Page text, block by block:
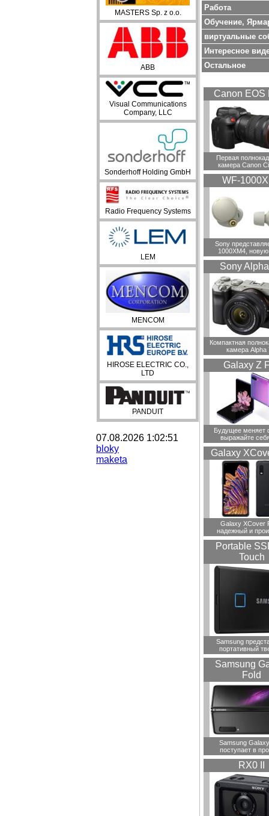
MASTERS Sp. z o.o.
ABB
Visual Communications
Company, LLC
Sonderhoff Holding GmbH
Radio Frequency Systems
LEM
MENCOM
HIROSE ELECTRIC CO.,
LTD
PANDUIT
07.08.2026 1:02:51
bloky
maketa
Работа
Обучение,
виртуальные
Интересное
Остальное
Canon EOS
Первая
камера Canon
WF-
Sony
1000XM4,
Sony
Компактная
камера Alpha
Galaxy Z
Будущее меняет
выражайте
Galaxy
Galaxy XCover
надежный и
Portable
Touch
Samsung
портативный
Samsung
Fold
Samsung
поступает в
RX0 II